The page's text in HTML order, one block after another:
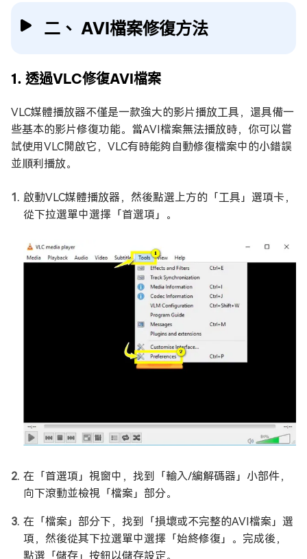
二、 AVI檔案修復方法
1. 透過VLC修復AVI檔案
VLC媒體播放器不僅是一款強大的影片播放工具，還具備一
些基本的影片修復功能。當AVI檔案無法播放時，你可以嘗
試使用VLC開啟它，VLC有時能夠自動修復檔案中的小錯誤
並順利播放。
啟動VLC媒體播放器，然後點選上方的「工具」選項卡，
從下拉選單中選擇「首選項」。
在「首選項」視窗中，找到「輸入/編解碼器」小部件，
向下滾動並檢視「檔案」部分。
在「檔案」部分下，找到「損壞或不完整的AVI檔案」選
項，然後從其下拉選單中選擇「始終修復」。完成後，
點選「儲存」按鈕以儲存設定。